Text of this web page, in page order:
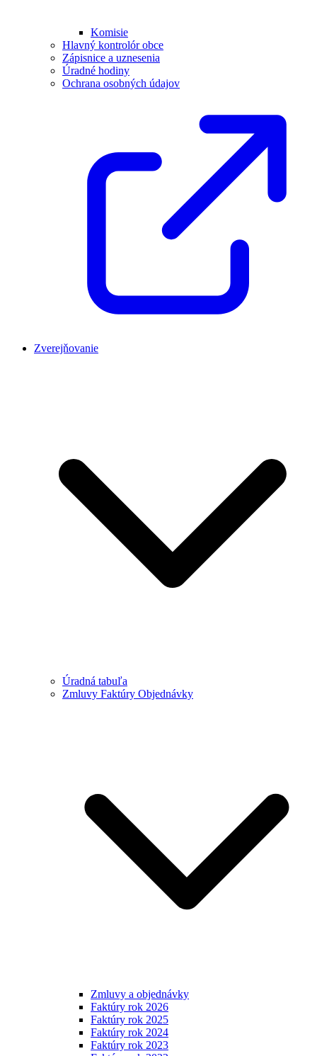
Komisie
Hlavný kontrolór obce
Zápisnice a uznesenia
Úradné hodiny
Ochrana osobných údajov
Zverejňovanie
Úradná tabuľa
Zmluvy Faktúry Objednávky
Zmluvy a objednávky
Faktúry rok 2026
Faktúry rok 2025
Faktúry rok 2024
Faktúry rok 2023